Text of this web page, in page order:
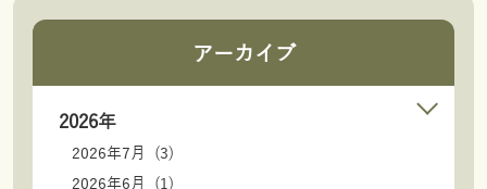
アーカイブ
2026年
2026年7月 (3)
2026年6月 (1)